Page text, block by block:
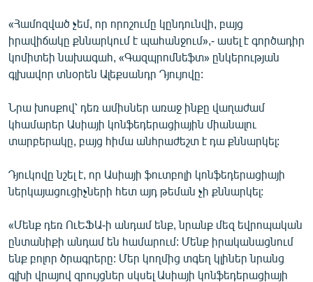
Հայերեն
English
ՀԵՏԵՎԵՔ ՄԵԶ
«Ազատության» բոլոր կայքերը
«Համոզված չեմ, որ որոշումը կընդունվի, բայց
իրավիճակը քննարկում է պահանջում»,- ասել է գործադիր
կոմիտեի նախագահ, «Գազպրոմնեֆտ» ընկերության
գլխավոր տնօրեն Ալեքսանդր Դյույովը:
Նրա խոսքով՝ դեռ ամիսներ առաջ ինքը վաղաժամ
կհամարեր Ասիայի կոնֆեդերացիային միանալու
տարբերակը, բայց հիմա անհրաժեշտ է դա քննարկել:
Դյուկովը նշել է, որ Ասիայի ֆուտբոլի կոնֆեդերացիայի
ներկայացուցիչների հետ այդ թեման չի քննարկել:
«Մենք դեռ ՈւԵՖԱ-ի անդամ ենք, նրանք մեզ եվրոպական
ընտանիքի անդամ են համարում: Մենք իրականացնում
ենք բոլոր ծրագրերը: Մեր կողմից տգեղ կլիներ նրանց
գլխի վրայով զրույցներ սկսել Ասիայի կոնֆեդերացիայի